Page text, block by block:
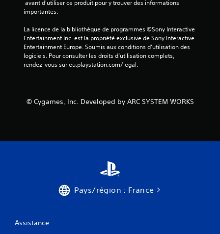
importantes.
La licence de la bibliothèque de programmes ©Sony Interactive
Entertainment Inc. est la propriété exclusive de Sony Interactive
Entertainment Europe. Soumis aux conditions d’utilisation des
logiciels. Pour consulter les droits d’utilisation complets,
rendez-vous sur eu.playstation.com/legal.
© Cygames, Inc. Developed by ARC SYSTEM WORKS
Pays/région : France
Assistance